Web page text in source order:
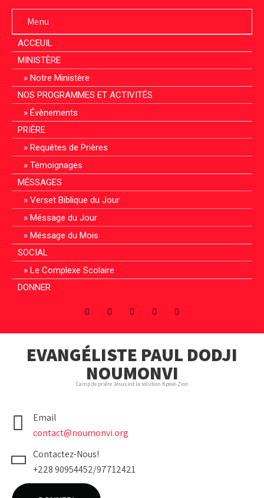
Menu
ACCEUIL
MINISTÈRE
Notre Ministère
NOS PROGRAMMES ET ACTIVITÉS
Évènements
PRIÈRE
Requêtes de Prières
Témoignages
MÉSSAGES
Verset Biblique du Jour
Méssage du Jour
Méssage du Mois
SOCIAL
Le Complexe Scolaire
DONNER
EVANGÉLISTE PAUL DODJI
NOUMONVI
Camp de prière Jésus est la solution Kpové-Zion
Email
contact@noumonvi.org
Contactez-Nous!
+228 90954452/97712421